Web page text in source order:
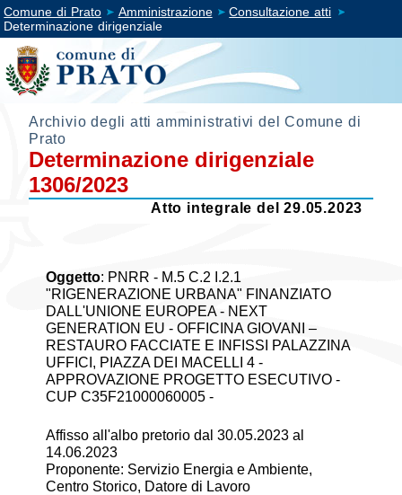
Comune di Prato Amministrazione
Consultazione atti
Determinazione dirigenziale
Archivio degli atti amministrativi del Comune di
Prato
Determinazione dirigenziale
1306/2023
Atto integrale del 29.05.2023
Oggetto: PNRR - M.5 C.2 I.2.1
"RIGENERAZIONE URBANA" FINANZIATO
DALL'UNIONE EUROPEA - NEXT
GENERATION EU - OFFICINA GIOVANI –
RESTAURO FACCIATE E INFISSI PALAZZINA
UFFICI, PIAZZA DEI MACELLI 4 -
APPROVAZIONE PROGETTO ESECUTIVO -
CUP C35F21000060005 -
Affisso all'albo pretorio dal 30.05.2023 al
14.06.2023
Proponente: Servizio Energia e Ambiente,
Centro Storico, Datore di Lavoro